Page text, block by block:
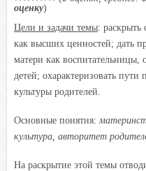
оценку)
Цели и задачи темы: раскрыть
как высших ценностей; дать
матери как воспитательницы,
детей; охарактеризовать
культуры родителей.
Основные понятия:
культура, авторитет
На раскрытие этой темы